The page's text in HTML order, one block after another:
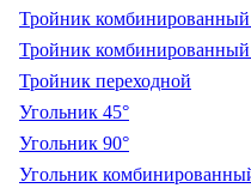
Тройник комбинированный
Тройник комбинированный
Тройник переходной
Угольник 45°
Угольник 90°
Угольник